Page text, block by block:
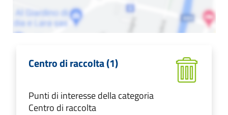
Centro di raccolta (1)
Punti di interesse della categoria
Centro di raccolta